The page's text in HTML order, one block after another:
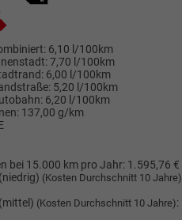
6,10 l/100km
7,70 l/100km
6,00 l/100km
5,20 l/100km
6,20 l/100km
137,00 g/km
bei 15.000 km pro Jahr: 1.595,76 €
(Kosten Durchschnitt 10 Jahre)
(Kosten Durchschnitt 10 Jahre):